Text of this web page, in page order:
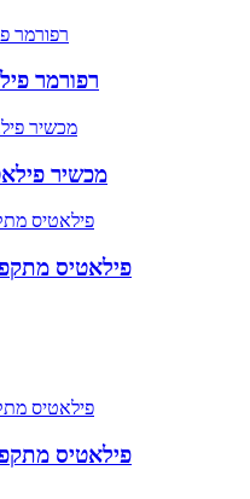
רפורמר
מכשיר
פילאטיס
פילאטיס